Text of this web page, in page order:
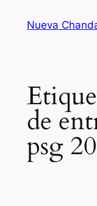
Nueva
de
psg